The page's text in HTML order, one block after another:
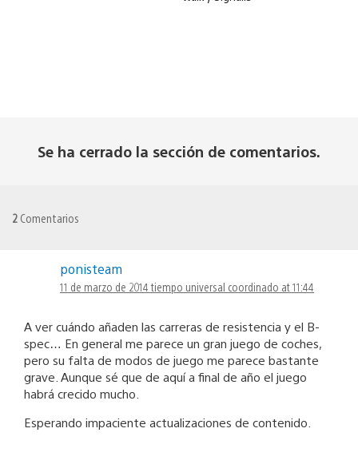
Se ha cerrado la sección de comentarios.
2 Comentarios
ponisteam
11 de marzo de 2014 tiempo universal coordinado at 11:44
A ver cuándo añaden las carreras de resistencia y el B-
spec… En general me parece un gran juego de coches,
pero su falta de modos de juego me parece bastante
grave. Aunque sé que de aquí a final de año el juego
habrá crecido mucho.
Esperando impaciente actualizaciones de contenido.